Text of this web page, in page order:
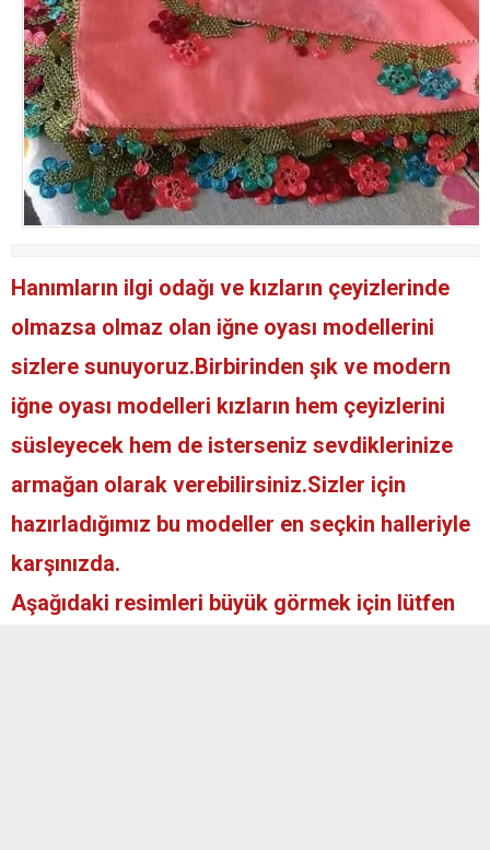
Hanımların ilgi odağı ve kızların çeyizlerinde
olmazsa olmaz olan iğne oyası modellerini
sizlere sunuyoruz.Birbirinden şık ve modern
iğne oyası modelleri kızların hem çeyizlerini
süsleyecek hem de isterseniz sevdiklerinize
armağan olarak verebilirsiniz.Sizler için
hazırladığımız bu modeller en seçkin halleriyle
karşınızda.
Aşağıdaki resimleri büyük görmek için lütfen